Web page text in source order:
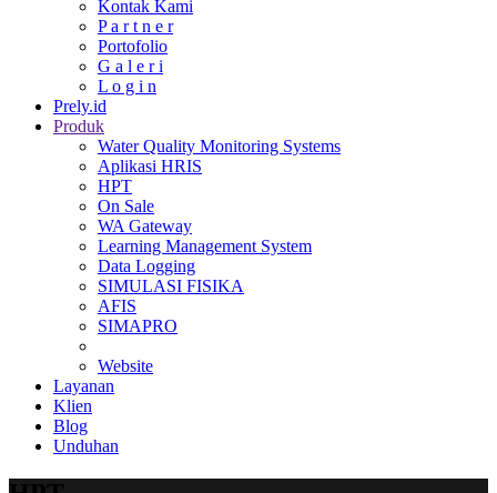
Kontak Kami
P a r t n e r
Portofolio
G a l e r i
L o g i n
Prely.id
Produk
Water Quality Monitoring Systems
Aplikasi HRIS
HPT
On Sale
WA Gateway
Learning Management System
Data Logging
SIMULASI FISIKA
AFIS
SIMAPRO
Website
Layanan
Klien
Blog
Unduhan